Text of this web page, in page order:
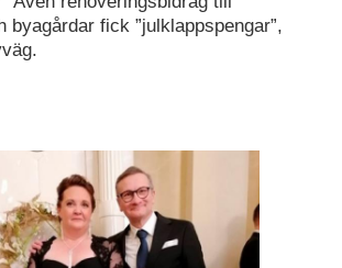
byagårdar fick ”julklappspengar”,